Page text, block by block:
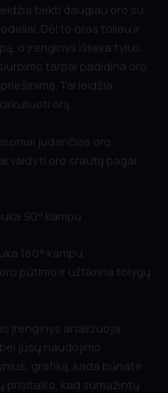
tiekti daugiau oro su
Dėl to oras toliau ir
o įrenginys išlieka tylus.
tarpai padidina oro
Tai leidžia
orą.
judančios oro
valdyti oro srautą pagal
90° kampu
180° kampu
pūtimo ir užtikrina tolygų
Įrenginys analizuoja
jūsų naudojimo
grafiką, kada būnate
prisitaiko, kad sumažintų